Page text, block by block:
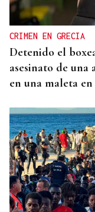
CRIMEN EN GRECIA
Detenido el
asesinato de
en una maleta